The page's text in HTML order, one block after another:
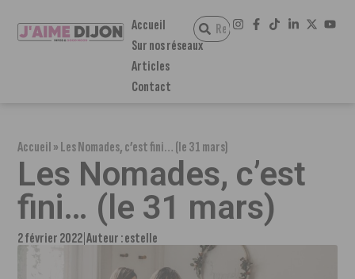
Accueil
Sur nos réseaux
Articles
Contact
Accueil»Les Nomades, c’est fini… (le 31 mars)
Les Nomades, c’est
fini… (le 31 mars)
2 février 2022 Auteur :estelle